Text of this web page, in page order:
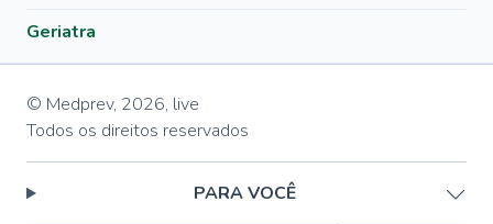
Geriatra
© Medprev, 2026, live
Todos os direitos reservados
PARA VOCÊ